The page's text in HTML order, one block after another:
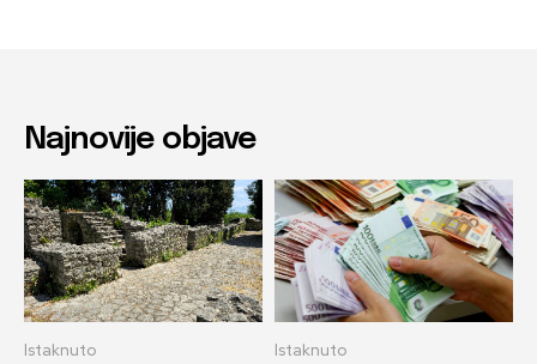
Najnovije objave
Istaknuto Istaknuto